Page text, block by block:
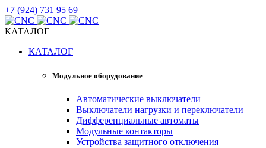
+7 (924) 731 95 69
КАТАЛОГ
КАТАЛОГ
Модульное оборудование
Автоматические выключатели
Выключатели нагрузки и переключатели
Дифференциальные автоматы
Модульные контакторы
Устройства защитного отключения